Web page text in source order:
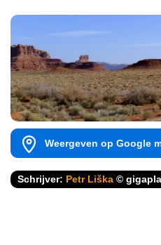
Weergeven op Google
Schrijver: Petr Liška ©